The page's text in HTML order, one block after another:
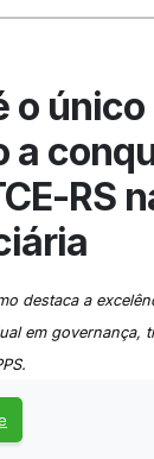
o
a
RS
destaca a
em governança,